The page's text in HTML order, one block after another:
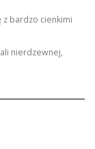
z bardzo cienkimi
nierdzewnej,